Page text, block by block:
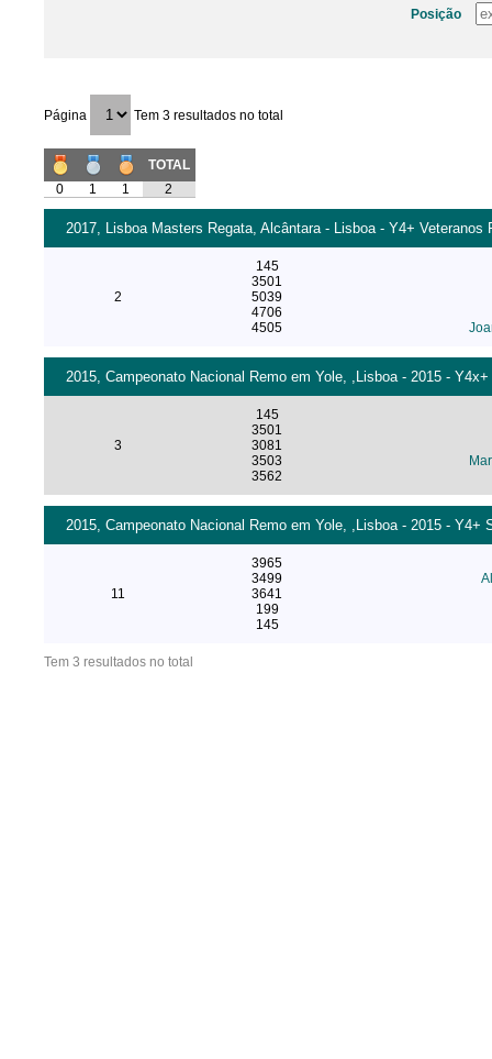
Posição
Página Tem 3 resultados no total
TOTAL
0
1 1 2
2017, Lisboa Masters Regata, Alcântara - Lisboa - Y4+ Veteranos
2
145
3501
5039
4706
4505
2015, Campeonato Nacional Remo em Yole, ,Lisboa - 2015 -
3
145
3501
3081
3503
3562
2015, Campeonato Nacional Remo em Yole, ,Lisboa - 2015 - Y4+
11
3965
3499
3641
199
145
Tem 3 resultados no total